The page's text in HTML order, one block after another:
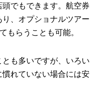
でもできます。航空券
、オプショナルツアー
もらうことも可能。
も多いですが、いろい
れていない場合には安